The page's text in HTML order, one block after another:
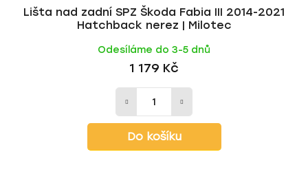
Lišta nad zadní SPZ Škoda Fabia III 2014-2021
Hatchback nerez | Milotec
Odesíláme do 3-5 dnů
1 179 Kč
Do košíku